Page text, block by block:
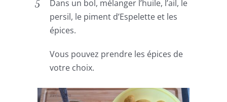
Dans un bol, mélanger l’huile, l’ail, le
persil, le piment d’Espelette et les
épices.
Vous pouvez prendre les épices de
votre choix.